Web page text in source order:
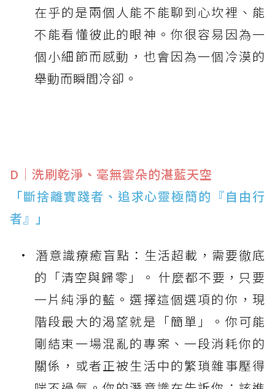
在乎的是兩個人能不能聊到心坎裡、能
不能看懂彼此的眼神。你很容易因為一
個小細節而感動，也會因為一個冷漠的
舉動而瞬間冷卻。
D｜洗刷乾淨、毫無雲朵的湛藍天空
「斷捨離實踐者、追求心靈極簡的『自由行
者』」
潛意識療癒盲點：生活超載，需要徹底
的「清空與歸零」。 什麼都不要，只要
一片純淨的藍。選擇這個選項的你，現
階段最大的渴望就是「簡單」。你可能
剛結束一場混亂的專案、一段消耗你的
關係，或者正被生活中的繁瑣雜事壓得